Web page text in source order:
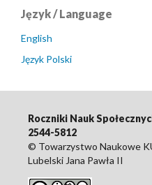
Język / Language
English
Język Polski
Roczniki Nauk
2544-5812
© Towarzystwo Naukowe
Lubelski Jana Pawła II